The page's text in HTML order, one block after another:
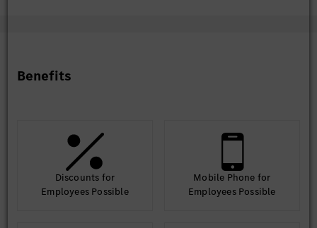
Egészségmegőrző intézkedések (vállalati pszichológus,
Az innovatív és kreatív ötletek megvalósítását elismerjük
és jutalmazzuk
*A fent felsorolt elemek a munkáltató szabályzatában
meghatározott feltételek szerint vehetőek igénybe.
Benefits
Discounts for
Employees Possible
Mobile Phone for
Employees Possible